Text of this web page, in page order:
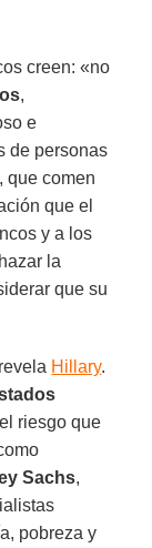
creen: «no
,
e
de personas
que comen
que el
y a los
la
que su
Hillary.
riesgo que
Sachs,
pobreza y